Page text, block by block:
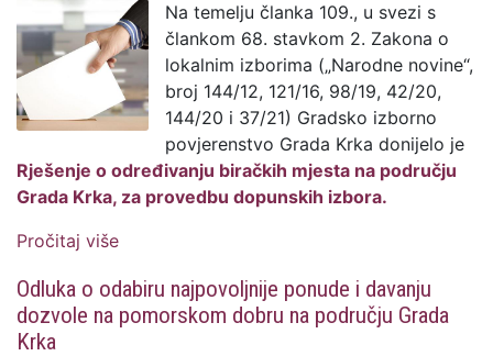
Na temelju članka 109., u svezi s
člankom 68. stavkom 2. Zakona o
lokalnim izborima („Narodne novine“,
broj 144/12, 121/16, 98/19, 42/20,
144/20 i 37/21) Gradsko izborno
povjerenstvo Grada Krka donijelo je
Rješenje o određivanju biračkih mjesta na području
Grada Krka, za provedbu dopunskih izbora.
Pročitaj više
Odluka o odabiru najpovoljnije ponude i davanju
dozvole na pomorskom dobru na području Grada
Krka